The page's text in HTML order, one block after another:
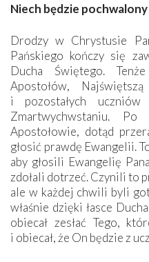
Niech będzie
Drodzy w Chrystusie
Pańskiego kończy się
Ducha Świętego.
Apostołów,
i pozostałych
Zmartwychwstaniu. Po
Apostołowie, dotąd
głosić prawdę Ewangelii.
aby głosili Ewangelię
zdołali dotrzeć. Czynili to
ale w każdej chwili byli
właśnie dzięki łasce
obiecał zesłać Tego,
i obiecał, że On będzie z